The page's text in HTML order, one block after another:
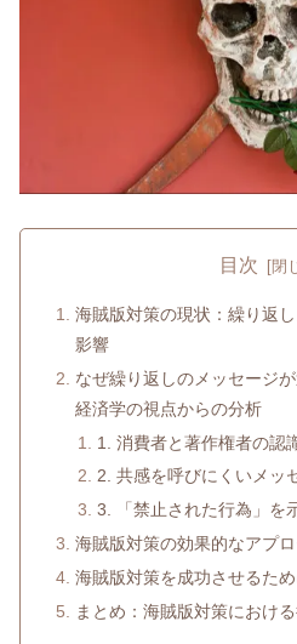
目次
海賊版対策の現状：繰り返
影響
なぜ繰り返しのメッセージ
経済学の視点からの分析
1. 消費者と著作権者の認
2. 共感を呼びにくいメッ
3. 「禁止された行為」を
海賊版対策の効果的なアプ
海賊版対策を成功させるた
まとめ：海賊版対策におけ